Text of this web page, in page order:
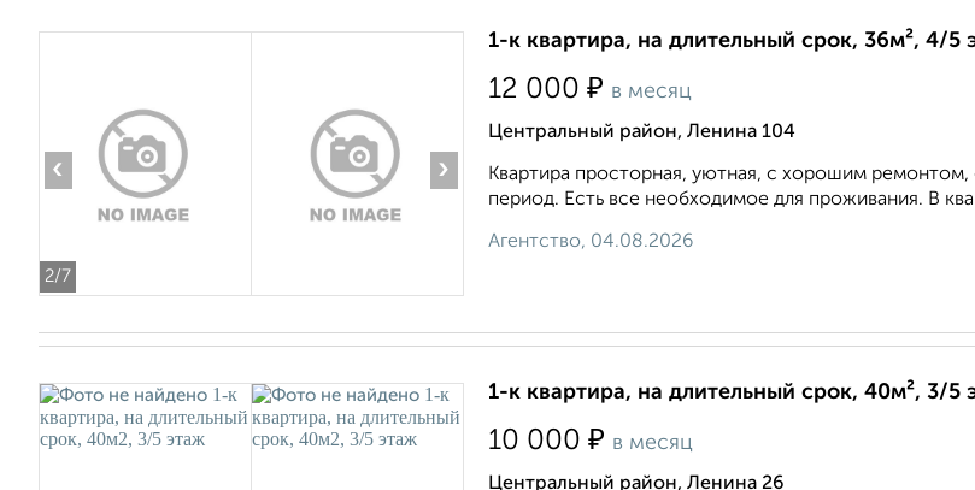
2/7
‹ ›
1-к квартира, на длительный срок, 36м², 4/5
12 000 ₽ в месяц
Центральный район, Ленина 104
Квартира просторная, уютная, с хорошим
период. Есть все необходимое для проживания. В
Агентство, 04.08.2026
1-к квартира, на длительный срок, 40м², 3/5
10 000 ₽ в месяц
Центральный район, Ленина 26